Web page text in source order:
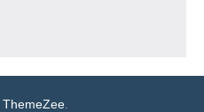
ThemeZee